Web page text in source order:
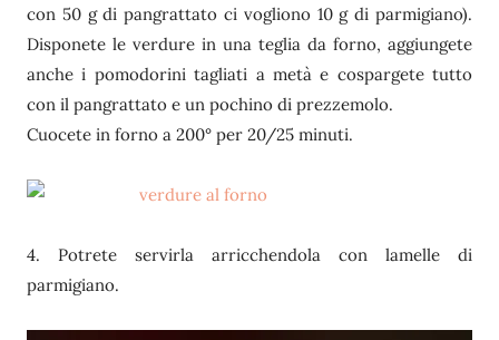
con 50 g di pangrattato ci vogliono 10 g di parmigiano).
Disponete le verdure in una teglia da forno, aggiungete
anche i pomodorini tagliati a metà e cospargete tutto
con il pangrattato e un pochino di prezzemolo.
Cuocete in forno a 200° per 20/25 minuti.
4. Potrete servirla arricchendola con lamelle di
parmigiano.